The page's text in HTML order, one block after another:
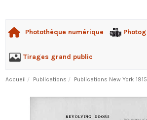
Photothèque numérique
Tirages grand public
Accueil Publications Publications New York